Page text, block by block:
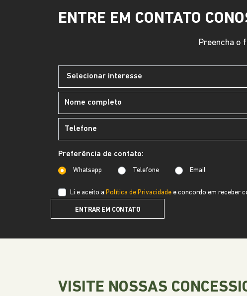
ENTRE EM CONTATO
Preencha o
Preferência de contato:
Whatsapp Telefone Email
Li e aceito a Política de Privacidade e concordo em receber
ENTRAR EM CONTATO
VISITE NOSSAS